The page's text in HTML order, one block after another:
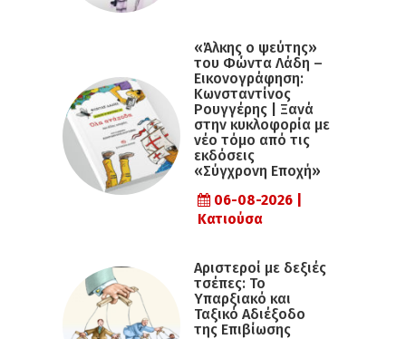
«Άλκης ο ψεύτης»
του Φώντα Λάδη –
Εικονογράφηση:
Κωνσταντίνος
Ρουγγέρης | Ξανά
στην κυκλοφορία με
νέο τόμο από τις
εκδόσεις
«Σύγχρονη Εποχή»
06-08-2026 |
Κατιούσα
Αριστεροί με δεξιές
τσέπες: Το
Υπαρξιακό και
Ταξικό Αδιέξοδο
της Επιβίωσης